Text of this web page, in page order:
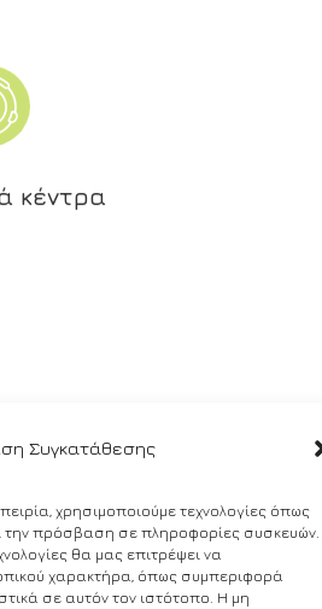
Συγκατάθεσης
χρησιμοποιούμε τεχνολογίες όπως
την πρόσβαση σε πληροφορίες συσκευών.
θα μας επιτρέψει να
χαρακτήρα, όπως συμπεριφορά
σε αυτόν τον ιστότοπο. Η μη
κέντρα